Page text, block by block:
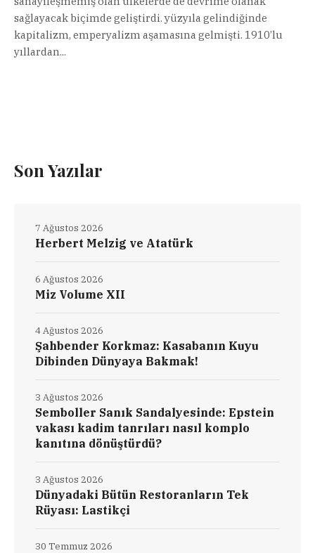
sağlayacak biçimde geliştirdi. yüzyıla gelindiğinde
kapitalizm, emperyalizm aşamasına gelmişti. 1910’lu
yıllardan...
Son Yazılar
Herbert Melzig ve Atatürk
7 Ağustos 2026
Miz Volume XII
6 Ağustos 2026
Şahbender Korkmaz: Kasabanın Kuyu
Dibinden Dünyaya Bakmak!
4 Ağustos 2026
Semboller Sanık Sandalyesinde: Epstein
vakası kadim tanrıları nasıl komplo
kanıtına dönüştürdü?
3 Ağustos 2026
Dünyadaki Bütün Restoranların Tek
Rüyası: Lastikçi
3 Ağustos 2026
30 Temmuz 2026